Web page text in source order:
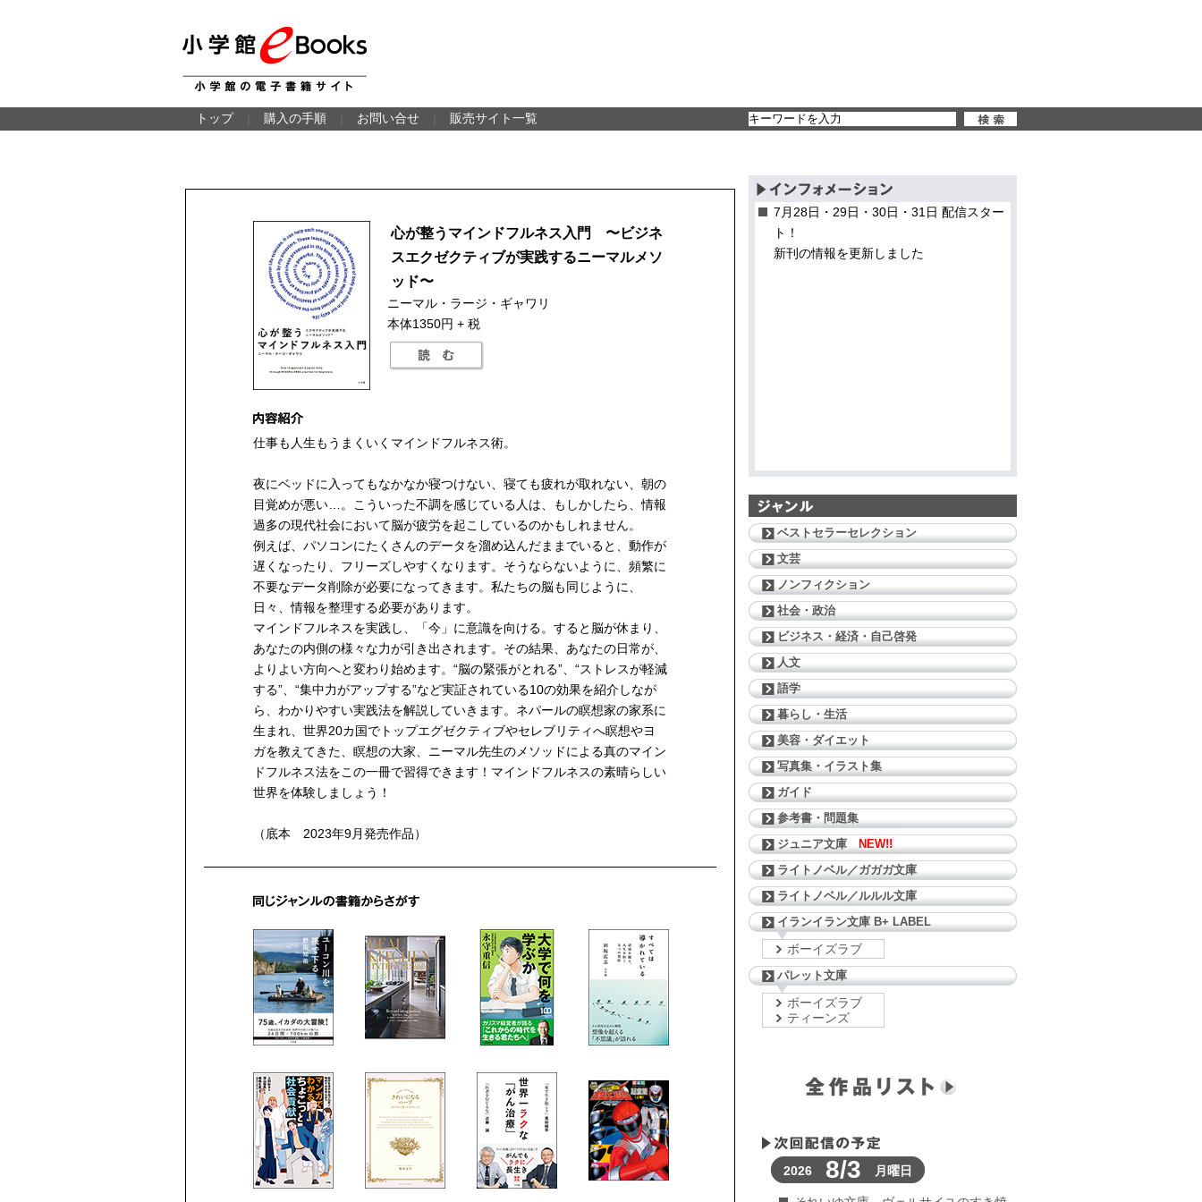
トップ 購入の手順 お問い合せ 販売サイト一覧
心が整うマインドフルネス入門 〜ビジネ
スエクゼクティブが実践するニーマルメソ
ッド〜
ニーマル・ラージ・ギャワリ
本体1350円 + 税
仕事も人生もうまくいくマインドフルネス術。
夜にベッドに入ってもなかなか寝つけない、寝ても疲れが取れない、朝の
目覚めが悪い…。こういった不調を感じている人は、もしかしたら、情報
過多の現代社会において脳が疲労を起こしているのかもしれません。
例えば、パソコンにたくさんのデータを溜め込んだままでいると、動作が
遅くなったり、フリーズしやすくなります。そうならないように、頻繁に
不要なデータ削除が必要になってきます。私たちの脳も同じように、
日々、情報を整理する必要があります。
マインドフルネスを実践し、「今」に意識を向ける。すると脳が休まり、
あなたの内側の様々な力が引き出されます。その結果、あなたの日常が、
よりよい方向へと変わり始めます。“脳の緊張がとれる”、“ストレスが軽減
する”、“集中力がアップする”など実証されている10の効果を紹介しなが
ら、わかりやすい実践法を解説していきます。ネパールの瞑想家の家系に
生まれ、世界20カ国でトップエグゼクティブやセレブリティへ瞑想やヨ
ガを教えてきた、瞑想の大家、ニーマル先生のメソッドによる真のマイン
ドフルネス法をこの一冊で習得できます！マインドフルネスの素晴らしい
世界を体験しましょう！
（底本 2023年9月発売作品）
7月28日・29日・30日・31日 配信スター
ト！
新刊の情報を更新しました
ベストセラーセレクション
文芸
ノンフィクション
社会・政治
ビジネス・経済・自己啓発
人文
語学
暮らし・生活
美容・ダイエット
写真集・イラスト集
ガイド
参考書・問題集
ジュニア文庫
NEW!!
ライトノベル／ガガガ文庫
ライトノベル／ルルル文庫
イランイラン文庫 B+ LABEL
ボーイズラブ
パレット文庫
ボーイズラブ
ティーンズ
2026 8/3 月曜日